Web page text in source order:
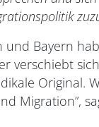
und Bayern
verschiebt
Original.
Migration”,